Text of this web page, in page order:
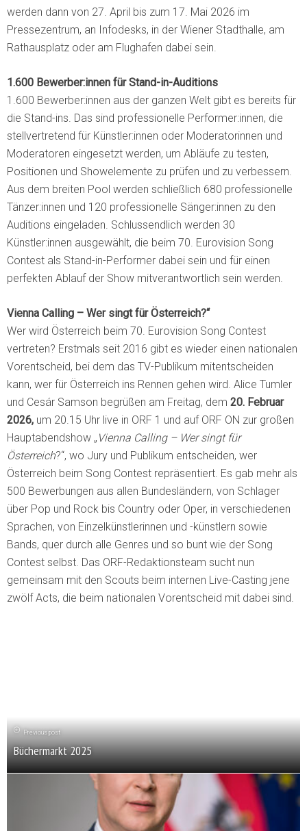
werden dann von 27. April bis zum 17. Mai 2026 im
Pressezentrum, an Infodesks, in der Wiener Stadthalle, am
Rathausplatz oder am Flughafen dabei sein.
1.600 Bewerber:innen für Stand-in-Auditions
1.600 Bewerber:innen aus der ganzen Welt gibt es bereits für
die Stand-ins. Das sind professionelle Performer:innen, die
stellvertretend für Künstler:innen oder Moderatorinnen und
Moderatoren eingesetzt werden, um Abläufe zu testen,
Positionen und Showelemente zu prüfen und zu verbessern.
Aus dem breiten Pool werden schließlich 680 professionelle
Tänzer:innen und 120 professionelle Sänger:innen zu den
Auditions eingeladen. Schlussendlich werden 30
Künstler:innen ausgewählt, die beim 70. Eurovision Song
Contest als Stand-in-Performer dabei sein und für einen
perfekten Ablauf der Show mitverantwortlich sein werden.
Vienna Calling – Wer singt für Österreich?“
Wer wird Österreich beim 70. Eurovision Song Contest
vertreten? Erstmals seit 2016 gibt es wieder einen nationalen
Vorentscheid, bei dem das TV-Publikum mitentscheiden
kann, wer für Österreich ins Rennen gehen wird. Alice Tumler
und Cesár Samson begrüßen am Freitag, dem 20. Februar
2026, um 20.15 Uhr live in ORF 1 und auf ORF ON zur großen
Hauptabendshow „ Vienna Calling – Wer singt für
Österreich?“, wo Jury und Publikum entscheiden, wer
Österreich beim Song Contest repräsentiert. Es gab mehr als
500 Bewerbungen aus allen Bundesländern, von Schlager
über Pop und Rock bis Country oder Oper, in verschiedenen
Sprachen, von Einzelkünstlerinnen und -künstlern sowie
Bands, quer durch alle Genres und so bunt wie der Song
Contest selbst. Das ORF-Redaktionsteam sucht nun
gemeinsam mit den Scouts beim internen Live-Casting jene
zwölf Acts, die beim nationalen Vorentscheid mit dabei sind.
Previous post
Büchermarkt 2025